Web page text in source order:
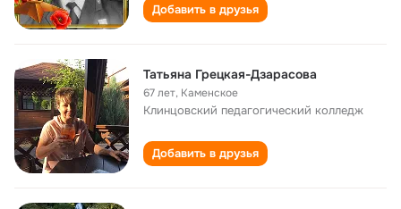
Добавить в друзья
Татьяна Грецкая-Дзарасова
67 лет, Каменское
Клинцовский педагогический колледж
Добавить в друзья